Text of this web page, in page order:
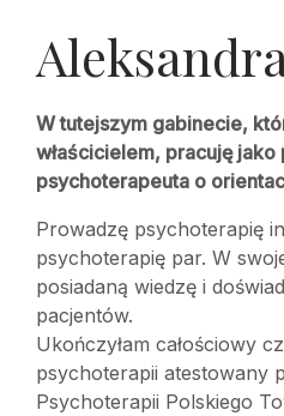
W tutejszym gabinecie,
właścicielem, pracuję
psychoterapeuta o
Prowadzę psychoterapię
psychoterapię par. W
posiadaną wiedzę i
pacjentów.
Ukończyłam całościowy
psychoterapii atestowany
Psychoterapii Polskiego